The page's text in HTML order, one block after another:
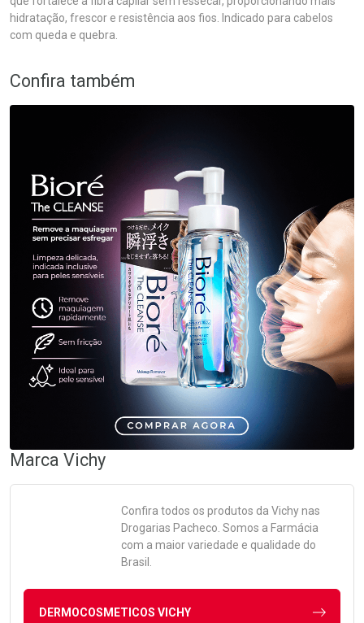
hidratação, frescor e resistência aos fios. Indicado para cabelos
com queda e quebra.
Confira também
Marca Vichy
Confira todos os produtos da Vichynas
Drogarias Pacheco. Somos a Farmácia
com a maior variedade e qualidade do
Brasil.
DERMOCOSMETICOS VICHY